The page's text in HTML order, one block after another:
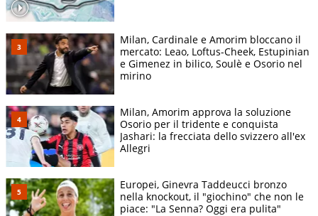
Milan, Cardinale e Amorim bloccano il
mercato: Leao, Loftus-Cheek, Estupinian
e Gimenez in bilico, Soulè e Osorio nel
mirino
Milan, Amorim approva la soluzione
Osorio per il tridente e conquista
Jashari: la frecciata dello svizzero all'ex
Allegri
Europei, Ginevra Taddeucci bronzo
nella knockout, il "giochino" che non le
piace: "La Senna? Oggi era pulita"